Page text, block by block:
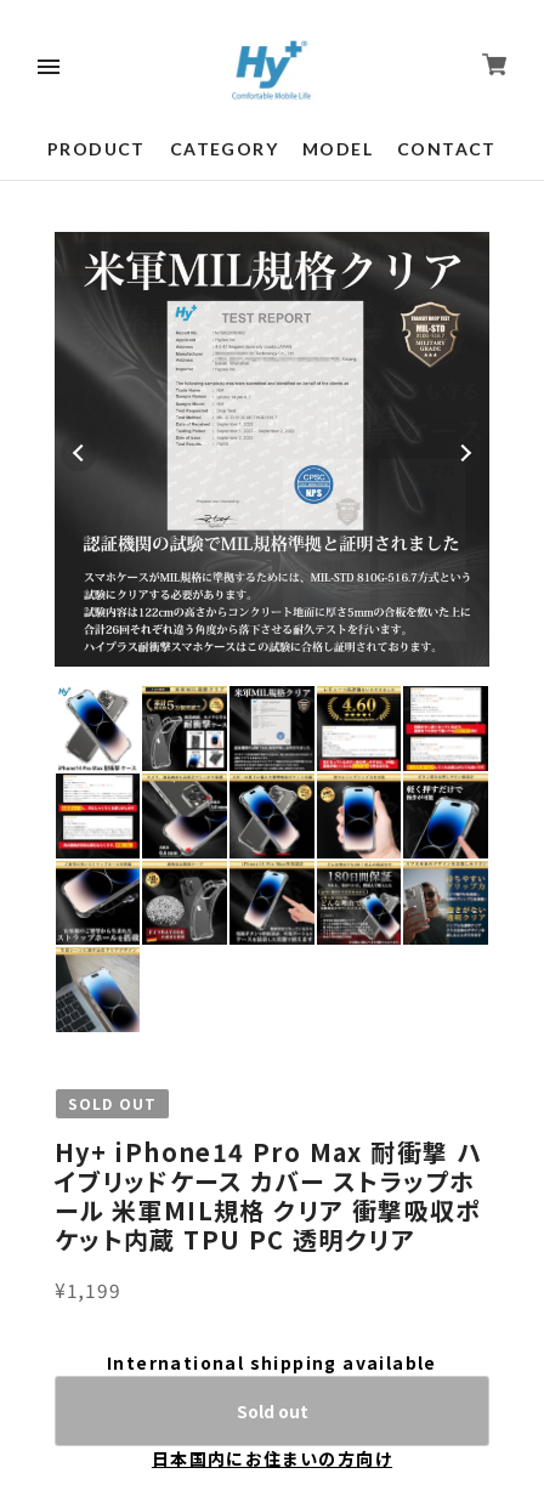
PRODUCT CATEGORY MODEL CONTACT
SOLD OUT
Hy+ iPhone14 Pro Max 耐衝撃 ハ
イブリッドケース カバー ストラップホ
ール 米軍MIL規格 クリア 衝撃吸収ポ
ケット内蔵 TPU PC 透明クリア
¥1,199
International shipping available
Sold out
日本国内にお住まいの方向け